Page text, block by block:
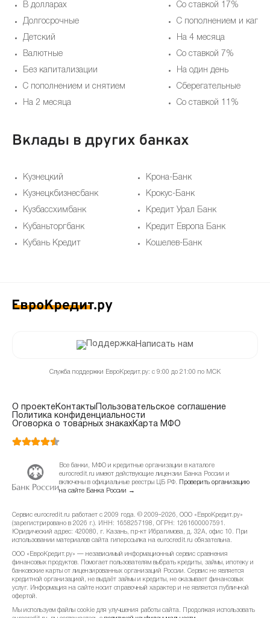
В долларах
Долгосрочные
Детский
Валютные
Без капитализации
С пополнением и снятием
На 2 месяца
Со ставкой 17%
С пополнением и
На 4 месяца
Со ставкой 7%
На один день
Сберегательные
Со ставкой 11%
Вклады в других банках
Кузнецкий
Кузнецкбизнесбанк
Кузбассхимбанк
Кубаньторгбанк
Кубань Кредит
Крона-Банк
Крокус-Банк
Кредит Урал Банк
Кредит Европа Банк
Кошелев-Банк
Написать нам
Служба поддержки ЕвроКредит.ру: с 9:00 до 21:00 по МСК
О проектеКонтакты Пользовательское соглашение
Политика конфиденциальности
Оговорка о товарных знакахКарта МФО
Все банки, МФО и кредитные организации в каталоге
eurocredit.ru имеют действующие лицензии Банка России и
включены в официальные реестры ЦБ РФ.
Проверить организацию
на сайте Банка России →
Сервис eurocredit.ru работает с 2009 года. © 2009–2026, ООО «ЕвроКредит.ру»
(зарегистрировано в 2026 г.). ИНН: 1658257198, ОГРН: 1261600007591.
Юридический адрес: 420080, г. Казань, пр-кт Ибрагимова, д. 32А, офис 10. При
использовании материалов сайта гиперссылка на eurocredit.ru обязательна.
ООО «ЕвроКредит.ру» — независимый информационный сервис сравнения
финансовых продуктов. Помогает пользователям выбрать кредиты, займы, ипотеку и
банковские карты от лицензированных организаций России. Сервис не является
кредитной организацией, не выдаёт займы и кредиты, не оказывает финансовых
услуг. Информация на сайте носит справочный характер и не является публичной
офертой.
Мы используем файлы cookie для улучшения работы сайта. Продолжая использовать